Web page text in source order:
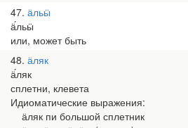
47 ӓльӹ
ӓ́льӹ
или, может быть
48 ӓляк
ӓ́ляк
сплетни, клевета
Идиоматические выражения:
ӓляк пи большой сплетник